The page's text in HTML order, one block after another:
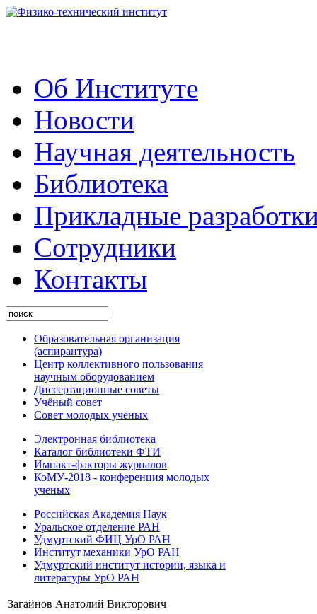
Об Институте
Новости
Научная деятельность
Библиотека
Прикладные
Сотрудники
Контакты
Образовательная организация
(аспирантура)
Центр коллективного пользования
научным оборудованием
Диссертационные советы
Учёный совет
Совет молодых учёных
Электронная библиотека
Каталог библиотеки ФТИ
Импакт-факторы журналов
КоМУ-2018 - конференция молодых
ученых
Российская Академия Наук
Уральское отделение РАН
Удмуртский ФИЦ УрО РАН
Институт механики УрО РАН
Удмуртский институт истории, языка и
литературы УрО РАН
Загайнов Анатолий Викторович